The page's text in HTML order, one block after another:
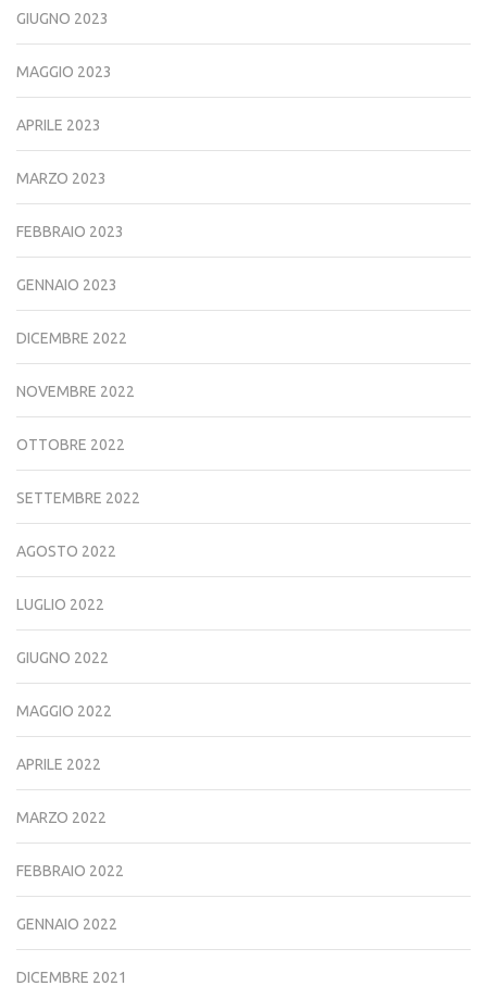
GIUGNO 2023
MAGGIO 2023
APRILE 2023
MARZO 2023
FEBBRAIO 2023
GENNAIO 2023
DICEMBRE 2022
NOVEMBRE 2022
OTTOBRE 2022
SETTEMBRE 2022
AGOSTO 2022
LUGLIO 2022
GIUGNO 2022
MAGGIO 2022
APRILE 2022
MARZO 2022
FEBBRAIO 2022
GENNAIO 2022
DICEMBRE 2021